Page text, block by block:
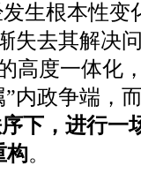
生根本性变
失去其解决
高度一体化
内政争端，
下，进行一
构。